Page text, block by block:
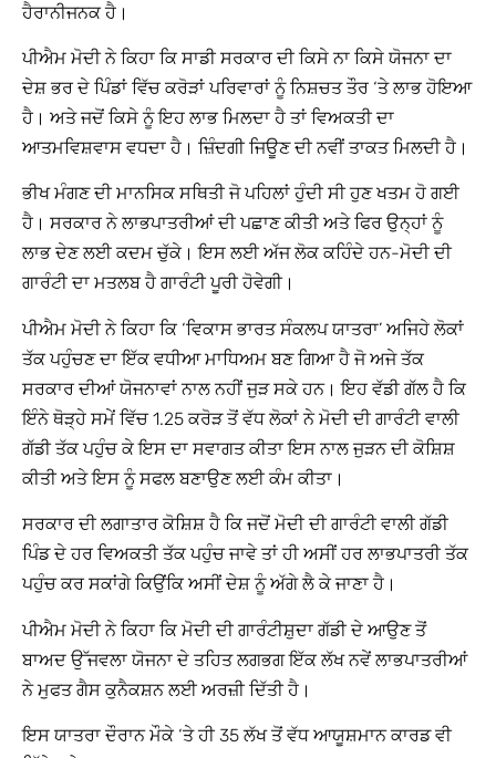
ਹੈਰਾਨੀਜਨਕ ਹੈ।
ਪੀਐਮ ਮੋਦੀ ਨੇ ਕਿਹਾ ਕਿ ਸਾਡੀ ਸਰਕਾਰ ਦੀ ਕਿਸੇ ਨਾ ਕਿਸੇ ਯੋਜਨਾ ਦਾ
ਦੇਸ਼ ਭਰ ਦੇ ਪਿੰਡਾਂ ਵਿੱਚ ਕਰੋੜਾਂ ਪਰਿਵਾਰਾਂ ਨੂੰ ਨਿਸ਼ਚਤ ਤੌਰ ‘ਤੇ ਲਾਭ ਹੋਇਆ
ਹੈ। ਅਤੇ ਜਦੋਂ ਕਿਸੇ ਨੂੰ ਇਹ ਲਾਭ ਮਿਲਦਾ ਹੈ ਤਾਂ ਵਿਅਕਤੀ ਦਾ
ਆਤਮਵਿਸ਼ਵਾਸ ਵਧਦਾ ਹੈ। ਜ਼ਿੰਦਗੀ ਜਿਊਣ ਦੀ ਨਵੀਂ ਤਾਕਤ ਮਿਲਦੀ ਹੈ।
ਭੀਖ ਮੰਗਣ ਦੀ ਮਾਨਸਿਕ ਸਥਿਤੀ ਜੋ ਪਹਿਲਾਂ ਹੁੰਦੀ ਸੀ ਹੁਣ ਖਤਮ ਹੋ ਗਈ
ਹੈ। ਸਰਕਾਰ ਨੇ ਲਾਭਪਾਤਰੀਆਂ ਦੀ ਪਛਾਣ ਕੀਤੀ ਅਤੇ ਫਿਰ ਉਨ੍ਹਾਂ ਨੂੰ
ਲਾਭ ਦੇਣ ਲਈ ਕਦਮ ਚੁੱਕੇ। ਇਸ ਲਈ ਅੱਜ ਲੋਕ ਕਹਿੰਦੇ ਹਨ-ਮੋਦੀ ਦੀ
ਗਾਰੰਟੀ ਦਾ ਮਤਲਬ ਹੈ ਗਾਰੰਟੀ ਪੂਰੀ ਹੋਵੇਗੀ।
ਪੀਐਮ ਮੋਦੀ ਨੇ ਕਿਹਾ ਕਿ ‘ਵਿਕਾਸ ਭਾਰਤ ਸੰਕਲਪ ਯਾਤਰਾ’ ਅਜਿਹੇ ਲੋਕਾਂ
ਤੱਕ ਪਹੁੰਚਣ ਦਾ ਇੱਕ ਵਧੀਆ ਮਾਧਿਅਮ ਬਣ ਗਿਆ ਹੈ ਜੋ ਅਜੇ ਤੱਕ
ਸਰਕਾਰ ਦੀਆਂ ਯੋਜਨਾਵਾਂ ਨਾਲ ਨਹੀਂ ਜੁੜ ਸਕੇ ਹਨ। ਇਹ ਵੱਡੀ ਗੱਲ ਹੈ ਕਿ
ਇੰਨੇ ਥੋੜ੍ਹੇ ਸਮੇਂ ਵਿੱਚ 1.25 ਕਰੋੜ ਤੋਂ ਵੱਧ ਲੋਕਾਂ ਨੇ ਮੋਦੀ ਦੀ ਗਾਰੰਟੀ ਵਾਲੀ
ਗੱਡੀ ਤੱਕ ਪਹੁੰਚ ਕੇ ਇਸ ਦਾ ਸਵਾਗਤ ਕੀਤਾ ਇਸ ਨਾਲ ਜੁੜਨ ਦੀ ਕੋਸ਼ਿਸ਼
ਕੀਤੀ ਅਤੇ ਇਸ ਨੂੰ ਸਫਲ ਬਣਾਉਣ ਲਈ ਕੰਮ ਕੀਤਾ।
ਸਰਕਾਰ ਦੀ ਲਗਾਤਾਰ ਕੋਸ਼ਿਸ਼ ਹੈ ਕਿ ਜਦੋਂ ਮੋਦੀ ਦੀ ਗਾਰੰਟੀ ਵਾਲੀ ਗੱਡੀ
ਪਿੰਡ ਦੇ ਹਰ ਵਿਅਕਤੀ ਤੱਕ ਪਹੁੰਚ ਜਾਵੇ ਤਾਂ ਹੀ ਅਸੀਂ ਹਰ ਲਾਭਪਾਤਰੀ ਤੱਕ
ਪਹੁੰਚ ਕਰ ਸਕਾਂਗੇ ਕਿਉਂਕਿ ਅਸੀਂ ਦੇਸ਼ ਨੂੰ ਅੱਗੇ ਲੈ ਕੇ ਜਾਣਾ ਹੈ।
ਪੀਐਮ ਮੋਦੀ ਨੇ ਕਿਹਾ ਕਿ ਮੋਦੀ ਦੀ ਗਾਰੰਟੀਸ਼ੁਦਾ ਗੱਡੀ ਦੇ ਆਉਣ ਤੋਂ
ਬਾਅਦ ਉੱਜਵਲਾ ਯੋਜਨਾ ਦੇ ਤਹਿਤ ਲਗਭਗ ਇੱਕ ਲੱਖ ਨਵੇਂ ਲਾਭਪਾਤਰੀਆਂ
ਨੇ ਮੁਫਤ ਗੈਸ ਕੁਨੈਕਸ਼ਨ ਲਈ ਅਰਜ਼ੀ ਦਿੱਤੀ ਹੈ।
ਇਸ ਯਾਤਰਾ ਦੌਰਾਨ ਮੌਕੇ ‘ਤੇ ਹੀ 35 ਲੱਖ ਤੋਂ ਵੱਧ ਆਯੂਸ਼ਮਾਨ ਕਾਰਡ ਵੀ